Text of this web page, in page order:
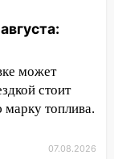
18-
ДТП
байкера
может
стоит
топлива.
07.08.2026